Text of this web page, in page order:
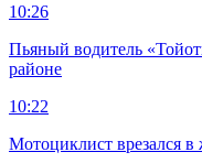
10:26
Пьяный водитель
районе
10:22
Мотоциклист врезался